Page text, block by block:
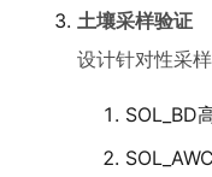
土壤采样验证
设计针对性采样
SOL_BD